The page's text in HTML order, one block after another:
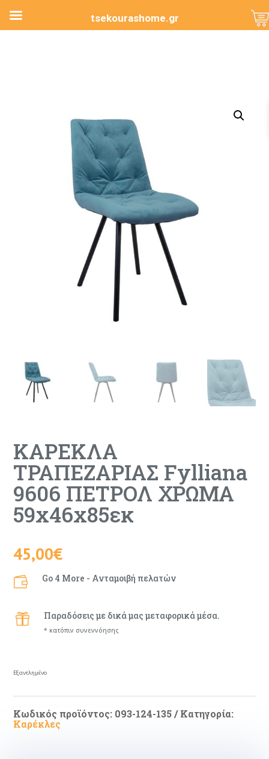
ΚΑΡΕΚΛΑ
ΤΡΑΠΕΖΑΡΙΑΣ Fylliana
9606 ΠΕΤΡΟΛ ΧΡΩΜΑ
59x46x85εκ
45,00€
 Go 4 More - Ανταμοιβή πελατών
 Παραδόσεις με δικά μας μεταφορικά μέσα.
* κατόπιν συνεννόησης
Εξαντλημένο
Κωδικός προϊόντος: 093-124-135
Κατηγορία:
Καρέκλες
tsekourashome.gr